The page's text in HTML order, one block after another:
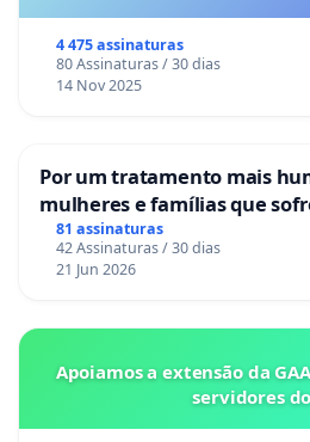
4 475 assinaturas
80 Assinaturas / 30 dias
14 Nov 2025
Por um tratamento mais
mulheres e famílias que
gestacional nos hospitais
81 assinaturas
42 Assinaturas / 30 dias
21 Jun 2026
Apoiamos a extensão da
servidores do